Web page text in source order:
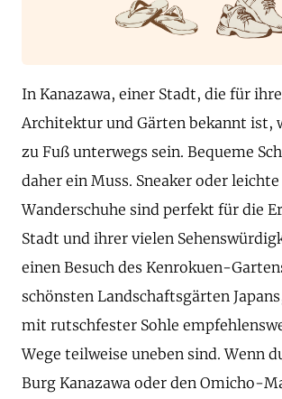
In Kanazawa, einer Stadt, die für
Architektur und Gärten bekannt ist,
zu Fuß unterwegs sein. Bequeme
daher ein Muss. Sneaker oder leichte
Wanderschuhe sind perfekt für die
Stadt und ihrer vielen
einen Besuch des Kenrokuen-
schönsten Landschaftsgärten
mit rutschfester Sohle
Wege teilweise uneben sind. Wenn
Burg Kanazawa oder den Omicho-